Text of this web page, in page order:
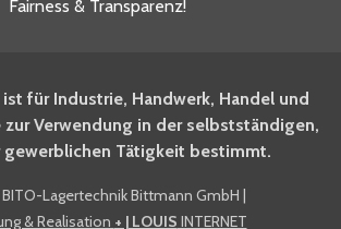
und akzeptiere diese.
BITO Newsletter Fachwissen
Intralogistiker anmelden.
Ja, ich möchte mich für den
Fairness & Transparenz!
für Industrie, Handwerk, Handel und
Verwendung in der selbstständigen,
Tätigkeit bestimmt.
Lagertechnik Bittmann GmbH |
& Realisation + | LOUIS INTERNET